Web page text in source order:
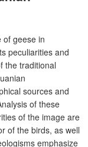
of geese in
peculiarities and
the traditional
sources and
of these
of the image are
of the birds, as well
emphasize